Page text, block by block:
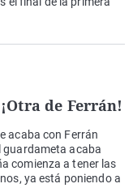
de Ferrán!
acaba con Ferrán
guardameta acaba
comienza a tener las
ya está poniendo a